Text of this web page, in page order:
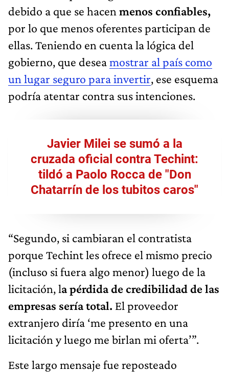
debido a que se hacen menos confiables,
por lo que menos oferentes participan de
ellas. Teniendo en cuenta la lógica del
gobierno, que deseamostrar al país como
un lugar seguro para invertir, ese esquema
podría atentar contra sus intenciones.
Javier Milei se sumó a la
cruzada oficial contra Techint:
tildó a Paolo Rocca de "Don
Chatarrín de los tubitos caros"
“Segundo, si cambiaran el contratista
porque Techint les ofrece el mismo precio
(incluso si fuera algo menor) luego de la
licitación, la pérdida de credibilidad de las
empresas sería total. El proveedor
extranjero diría ‘me presento en una
licitación y luego me birlan mi oferta’”.
Este largo mensaje fue reposteado